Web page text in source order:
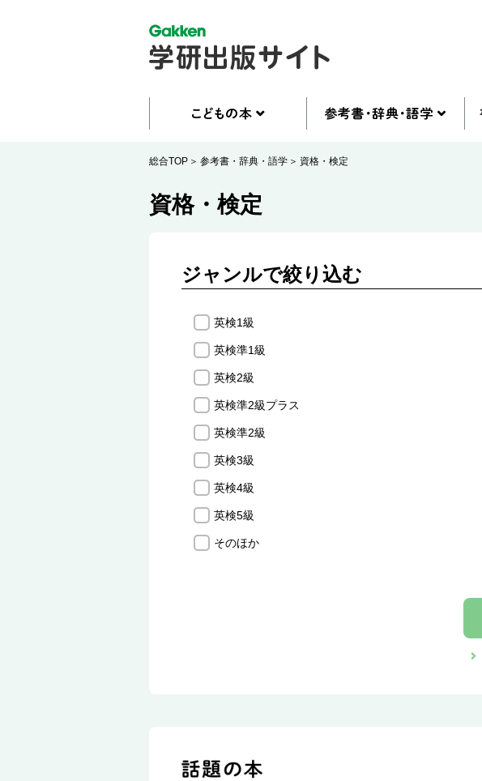
総合TOP 参考書・辞典・語学 資格・検定
資格・検定
ジャンルで絞り込む
英検1級
英検準1級
英検2級
英検準2級プラス
英検準2級
英検3級
英検4級
英検5級
そのほか